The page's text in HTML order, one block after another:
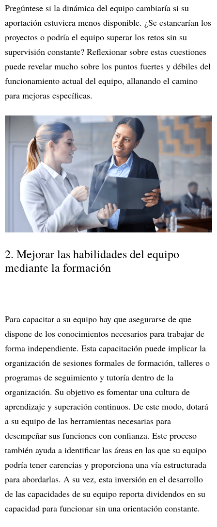
Pregúntese si la dinámica del equipo cambiaría si su
aportación estuviera menos disponible. ¿Se estancarían los
proyectos o podría el equipo superar los retos sin su
supervisión constante? Reflexionar sobre estas cuestiones
puede revelar mucho sobre los puntos fuertes y débiles del
funcionamiento actual del equipo, allanando el camino
para mejoras específicas.
2. Mejorar las habilidades del equipo
mediante la formación
Para capacitar a su equipo hay que asegurarse de que
dispone de los conocimientos necesarios para trabajar de
forma independiente. Esta capacitación puede implicar la
organización de sesiones formales de formación, talleres o
programas de seguimiento y tutoría dentro de la
organización. Su objetivo es fomentar una cultura de
aprendizaje y superación continuos. De este modo, dotará
a su equipo de las herramientas necesarias para
desempeñar sus funciones con confianza. Este proceso
también ayuda a identificar las áreas en las que su equipo
podría tener carencias y proporciona una vía estructurada
para abordarlas. A su vez, esta inversión en el desarrollo
de las capacidades de su equipo reporta dividendos en su
capacidad para funcionar sin una orientación constante.